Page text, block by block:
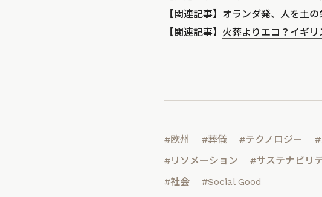
【関連記事】 オランダ発、人を土
【関連記事】 火葬よりエコ？イギリ
#欧州 #葬儀 #テクノロジー #
#リソメーション
#サステナビリ
#社会
#Social Good